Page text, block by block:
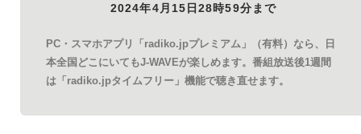
2024年4月15日28時59分まで
PC・スマホアプリ「radiko.jpプレミアム」（有料）なら、日
本全国どこにいてもJ-WAVEが楽しめます。番組放送後1週間
は「radiko.jpタイムフリー」機能で聴き直せます。